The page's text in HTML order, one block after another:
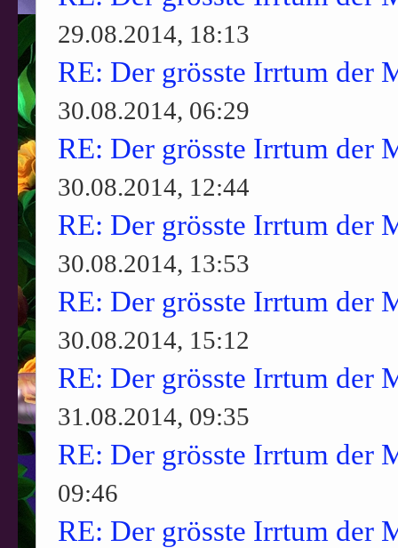
29.08.2014, 18:13
RE: Der grösste Irrtum der
30.08.2014, 06:29
RE: Der grösste Irrtum der
30.08.2014, 12:44
RE: Der grösste Irrtum der
30.08.2014, 13:53
RE: Der grösste Irrtum der
30.08.2014, 15:12
RE: Der grösste Irrtum der
31.08.2014, 09:35
RE: Der grösste Irrtum der
09:46
RE: Der grösste Irrtum der